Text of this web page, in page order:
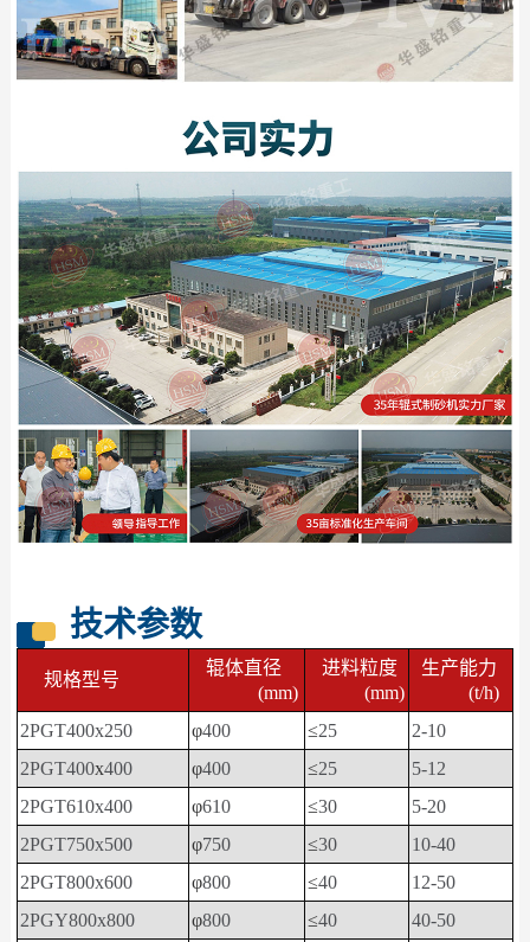
技术参数
规格型号
辊体直径
(mm)
进料粒度
(mm)
生产能力
(t/h)
2PGT400x250
φ400 ≤25
2-10
2PGT400x400 φ400 ≤25
5-12
2PGT610x400
φ610 ≤30
5-20
2PGT750x500
φ750 ≤30
10-40
2PGT800x600
φ800 ≤40
12-50
2PGY800x800
φ800 ≤40
40-50